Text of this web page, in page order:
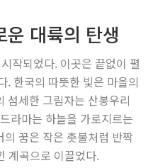
대륙의 탄생
작되었다. 이곳은 끝없이 펼
. 한국의 따뜻한 빛은 마을의
섬세한 그림자는 산봉우리
라마는 하늘을 가로지르는
꿈은 작은 촛불처럼 반짝
계곡으로 이끌었다.